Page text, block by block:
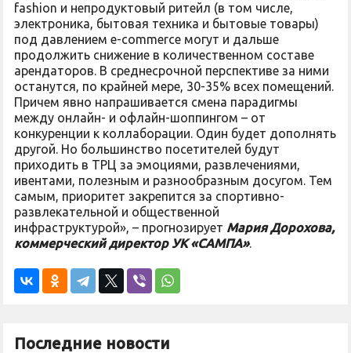
fashion и непродуктовый ритейл (в том числе,
электроника, бытовая техника и бытовые товары)
под давлением e-commerce могут и дальше
продолжить снижение в количественном составе
арендаторов. В среднесрочной перспективе за ними
останутся, по крайней мере, 30-35% всех помещений.
Причем явно напрашивается смена парадигмы
между онлайн- и офлайн-шоппингом – от
конкуренции к коллаборации. Один будет дополнять
другой. Но большинство посетителей будут
приходить в ТРЦ за эмоциями, развлечениями,
ивентами, полезным и разнообразным досугом. Тем
самым, приоритет закрепится за спортивно-
развлекательной и общественной
инфраструктурой», – прогнозирует Мария Дорохова,
коммерческий директор УК «САМПА».
Последние новости